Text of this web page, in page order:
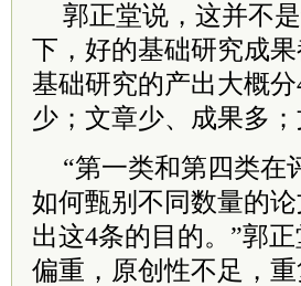
郭正堂说，这并不
下，好的基础研究成
基础研究的产出大概
少；文章少、成果多
“第一类和第四类在
如何甄别不同数量的
出这4条的目的。”郭
偏重，原创性不足，